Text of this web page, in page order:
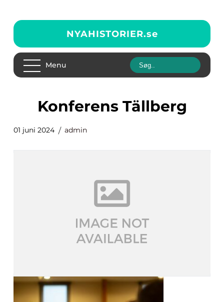
NYAHISTORIER.se
Menu
Konferens Tällberg
01 juni 2024 admin